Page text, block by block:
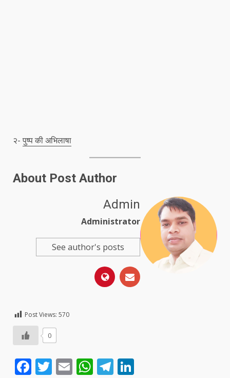
२- पुष्प की अभिलाषा
About Post Author
Admin
Administrator
See author's posts
Post Views: 570
0
Facebook
Twitter
EmailWhatsApp
Telegram